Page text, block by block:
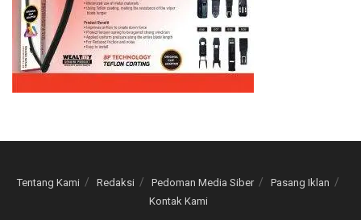
Tentang Kami Redaksi Pedoman Media Siber
Pasang Iklan
Kontak Kami